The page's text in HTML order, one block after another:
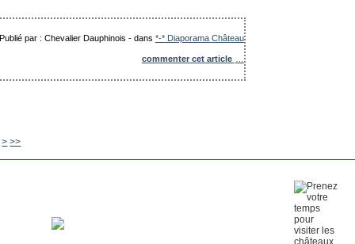
Publié par : Chevalier Dauphinois -dans *-* Diaporama Château
commenter cet article
680
690
700
800
900
1000
> >>